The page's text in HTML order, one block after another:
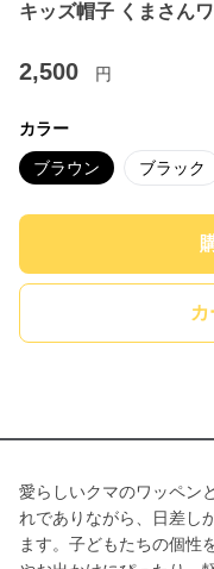
キッズ帽子 くまさん
2,500 円
カラー
ブラウン ブラック
愛らしいクマのワッペン
れでありながら、日差し
ます。子どもたちの個性